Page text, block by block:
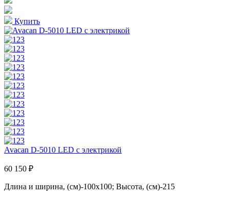
Купить
Avacan D-5010 LED с электрикой
60 150 ₽
Длина и ширина, (см)-100x100; Высота, (см)-215